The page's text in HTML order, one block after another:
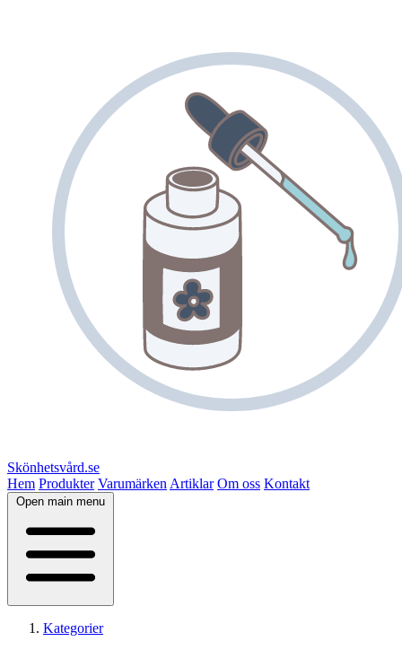
Skönhetsvård.se
Hem Produkter Varumärken Artiklar Om oss Kontakt
Open main menu
Kategorier